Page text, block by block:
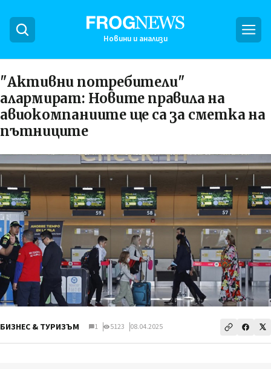
Новини и анализи
"Активни потребители"
алармират: Новите правила на
авиокомпаниите ще са за сметка на
пътниците
БИЗНЕС & ТУРИЗЪМ 1 5123 08.04.2025